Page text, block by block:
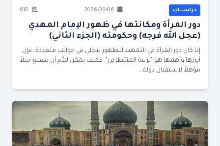
دراســــات
دور المرأة ومكانتها في ظهور الإمام المهدي
(عجل الله فرجه) وحكومته (الجزء الثاني)
إذا كان دور المرأة في التمهيد للظهور يتجلى في جوانب متعددة، فإن
أبرزها وأهمها هو "تربية المنتظرين". فكيف يمكن للأم أن تصنع جيلاً
مؤهلاً لاستقبال دولة...